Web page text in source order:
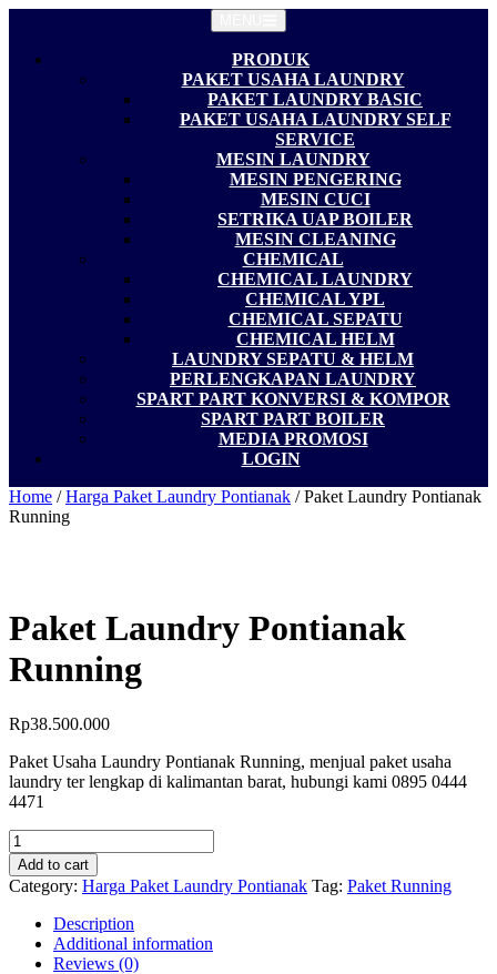
konten
PRODUK
PAKET USAHA LAUNDRY
PAKET LAUNDRY BASIC
PAKET USAHA LAUNDRY SELF
SERVICE
MESIN LAUNDRY
MESIN PENGERING
MESIN CUCI
SETRIKA UAP BOILER
MESIN CLEANING
CHEMICAL
CHEMICAL LAUNDRY
CHEMICAL YPL
CHEMICAL SEPATU
CHEMICAL HELM
LAUNDRY SEPATU & HELM
PERLENGKAPAN LAUNDRY
SPART PART KONVERSI & KOMPOR
SPART PART BOILER
MEDIA PROMOSI
LOGIN
Home /Harga Paket Laundry Pontianak / Paket Laundry Pontianak
Running
Paket Laundry Pontianak
Running
Rp38.500.000
Paket Usaha Laundry Pontianak Running, menjual paket usaha
laundry ter lengkap di kalimantan barat, hubungi kami 0895 0444
4471
Paket
Laundry
Pontianak
Running
quantity
Add to cart
Category: Harga Paket Laundry Pontianak Tag: Paket Running
Description
Additional information
Reviews (0)